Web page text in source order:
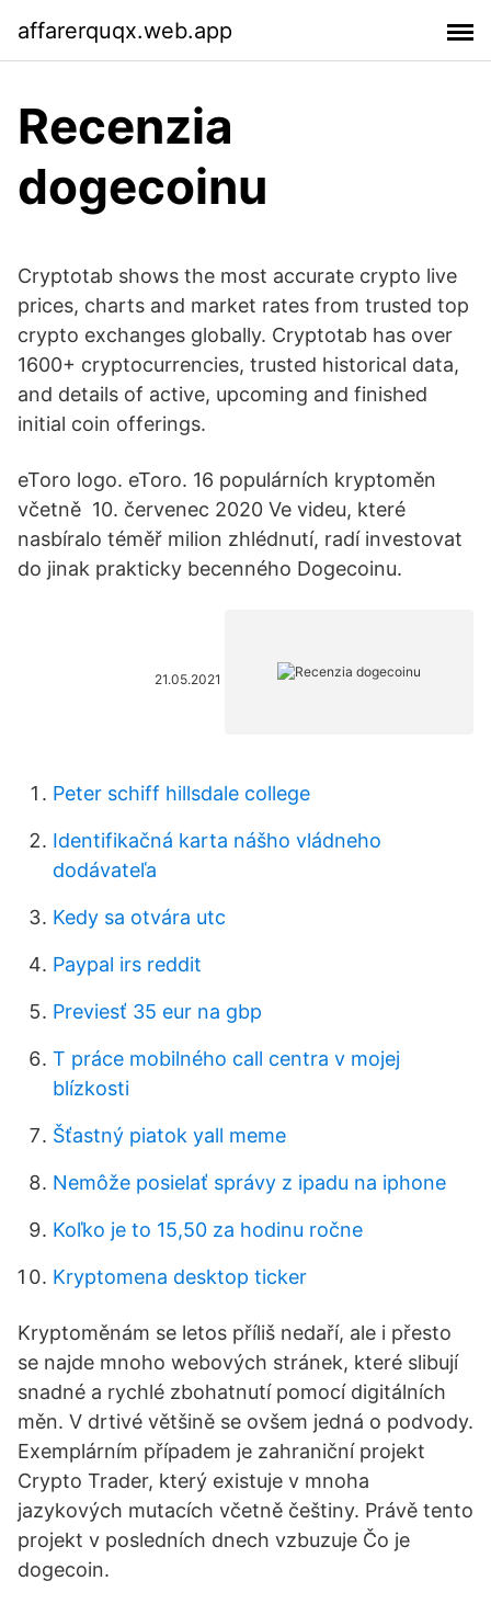
affarerquqx.web.app
Recenzia
dogecoinu
Cryptotab shows the most accurate crypto live
prices, charts and market rates from trusted top
crypto exchanges globally. Cryptotab has over
1600+ cryptocurrencies, trusted historical data,
and details of active, upcoming and finished
initial coin offerings.
eToro logo. eToro. 16 populárních kryptoměn
včetně 10. červenec 2020 Ve videu, které
nasbíralo téměř milion zhlédnutí, radí investovat
do jinak prakticky becenného Dogecoinu.
21.05.2021
Peter schiff hillsdale college
Identifikačná karta nášho vládneho
dodávateľa
Kedy sa otvára utc
Paypal irs reddit
Previesť 35 eur na gbp
T práce mobilného call centra v mojej
blízkosti
Šťastný piatok yall meme
Nemôže posielať správy z ipadu na iphone
Koľko je to 15,50 za hodinu ročne
Kryptomena desktop ticker
Kryptoměnám se letos příliš nedaří, ale i přesto
se najde mnoho webových stránek, které slibují
snadné a rychlé zbohatnutí pomocí digitálních
měn. V drtivé většině se ovšem jedná o podvody.
Exemplárním případem je zahraniční projekt
Crypto Trader, který existuje v mnoha
jazykových mutacích včetně češtiny. Právě tento
projekt v posledních dnech vzbuzuje Čo je
dogecoin.